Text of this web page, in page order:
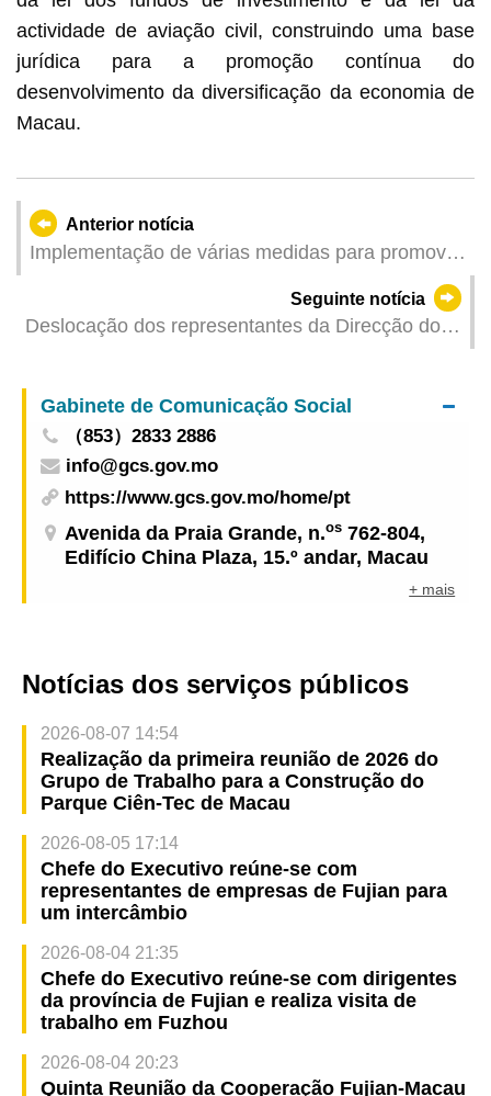
actividade de aviação civil, construindo uma base
jurídica para a promoção contínua do
desenvolvimento da diversificação da economia de
Macau.
Anterior notícia
Implementação de várias medidas para promover
Seguinte notícia
Deslocação dos representantes da Direcção dos
Social à Coreia do Sul para participar na 43.ª
Conferência de Dirigentes dos Serviços
Correccionais da Ásia-Pacífico
Gabinete de Comunicação Social
（853）2833 2886
info@gcs.gov.mo
https://www.gcs.gov.mo/home/pt
Avenida da Praia Grande, n.os 762-804,
Edifício China Plaza, 15.º andar, Macau
+ mais
Notícias dos serviços públicos
2026-08-07 14:54
Realização da primeira reunião de 2026 do
Grupo de Trabalho para a Construção do
Parque Ciên-Tec de Macau
2026-08-05 17:14
Chefe do Executivo reúne-se com
representantes de empresas de Fujian para
um intercâmbio
2026-08-04 21:35
Chefe do Executivo reúne-se com dirigentes
da província de Fujian e realiza visita de
trabalho em Fuzhou
2026-08-04 20:23
Quinta Reunião da Cooperação Fujian-Macau